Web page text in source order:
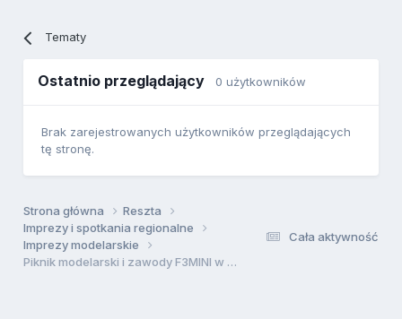
Tematy
Ostatnio przeglądający 0 użytkowników
Brak zarejestrowanych użytkowników przeglądających
tę stronę.
Cała aktywność
Strona główna
Reszta
Imprezy i spotkania regionalne
Imprezy modelarskie
Piknik modelarski i zawody F3MINI w Sawinie !!!